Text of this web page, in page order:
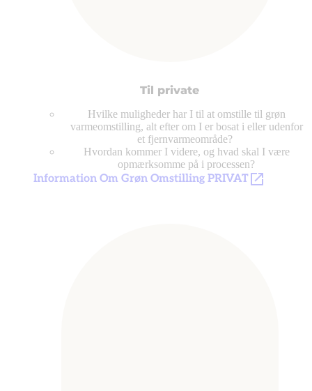
Til private
Hvilke muligheder har I til at omstille til grøn
varmeomstilling, alt efter om I er bosat i eller udenfor
et fjernvarmeområde?
Hvordan kommer I videre, og hvad skal I være
opmærksomme på i processen?
Information Om Grøn Omstilling PRIVAT